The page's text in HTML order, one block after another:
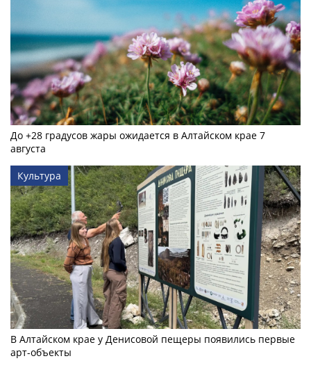
До +28 градусов жары ожидается в Алтайском крае 7
августа
Культура
В Алтайском крае у Денисовой пещеры появились первые
арт-объекты